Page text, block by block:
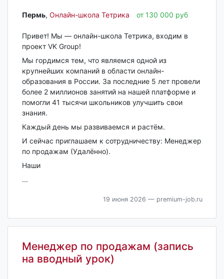
Пермь‎, Онлайн-школа Тетрика от 130 000 руб
Привет! Мы — онлайн-школа Тетрика, входим в
проект VK Group!
Мы гордимся тем, что являемся одной из
крупнейших компаний в области онлайн-
образования в России. За последние 5 лет провели
более 2 миллионов занятий на нашей платформе и
помогли 41 тысячи школьников улучшить свои
знания.
Каждый день мы развиваемся и растём.
И сейчас приглашаем к сотрудничеству: Менеджер
по продажам (Удалённо).
Наши
...
19 июня 2026 — premium-job.ru
Менеджер по продажам (запись
на вводный урок)